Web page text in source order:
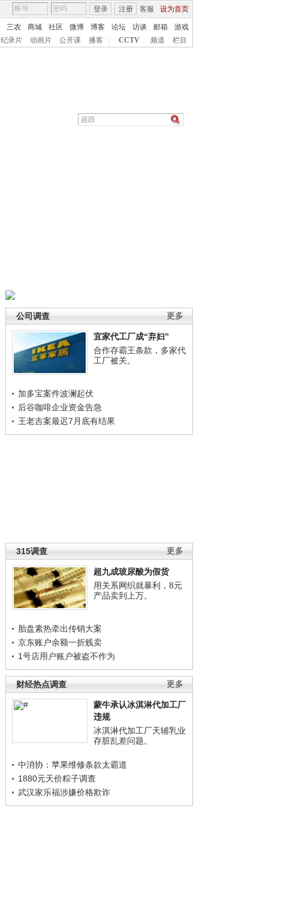
客服 设为首页
登录 注册
三农 商城 社区 微博 博客 论坛 访谈 邮箱
游戏
纪录片 动画片 公开课 播客 CCTV 频道 栏目
更多
公司调查
宜家代工厂成“弃妇”
合作存霸王条款，多家代
工厂被关。
加多宝案件波澜起伏
后谷咖啡企业资金告急
王老吉案最迟7月底有结果
更多
315调查
超九成玻尿酸为假货
用关系网织就暴利，8元
产品卖到上万。
胎盘素热牵出传销大案
京东账户余额一折贱卖
1号店用户账户被盗不作为
更多
财经热点调查
蒙牛承认冰淇淋代加工厂
违规
冰淇淋代加工厂天辅乳业
存脏乱差问题。
中消协：苹果维修条款太霸道
1880元天价粽子调查
武汉家乐福涉嫌价格欺诈